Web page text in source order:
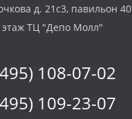
д. 21с3, павильон 40
этаж ТЦ "Депо Молл"
108-07-02
109-23-07